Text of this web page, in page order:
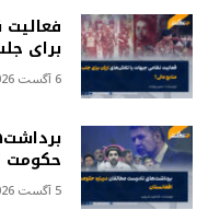
برای
6 آگست 2026
حکومت
5 آگست 2026